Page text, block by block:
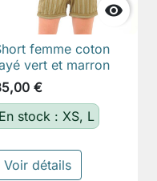

femme coton
vert et marron
€
En stock : XS, L
Voir détails